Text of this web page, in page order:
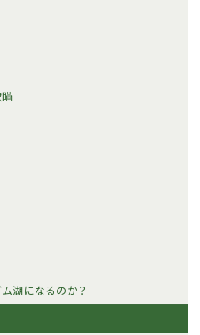
湖になるのか？